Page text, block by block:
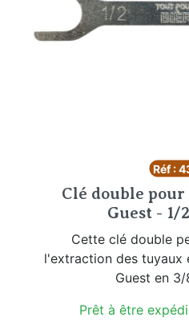
Réf :
Clé double
Guest - 1/
Cette clé double
l'extraction des tuyaux
Guest en
Prêt à être